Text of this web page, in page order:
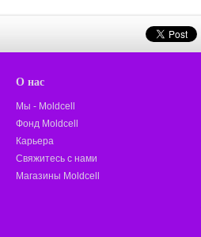
О нас
Мы - Moldcell
Фонд Moldcell
Карьера
Свяжитесь с нами
Магазины Moldcell